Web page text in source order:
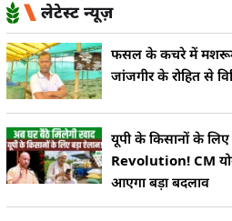
लेटेस्ट न्यूज़
फसल के कचरे में
जांजगीर के रोहित से
यूपी के किसानों के
Revolution! CM
आएगा बड़ा बदलाव